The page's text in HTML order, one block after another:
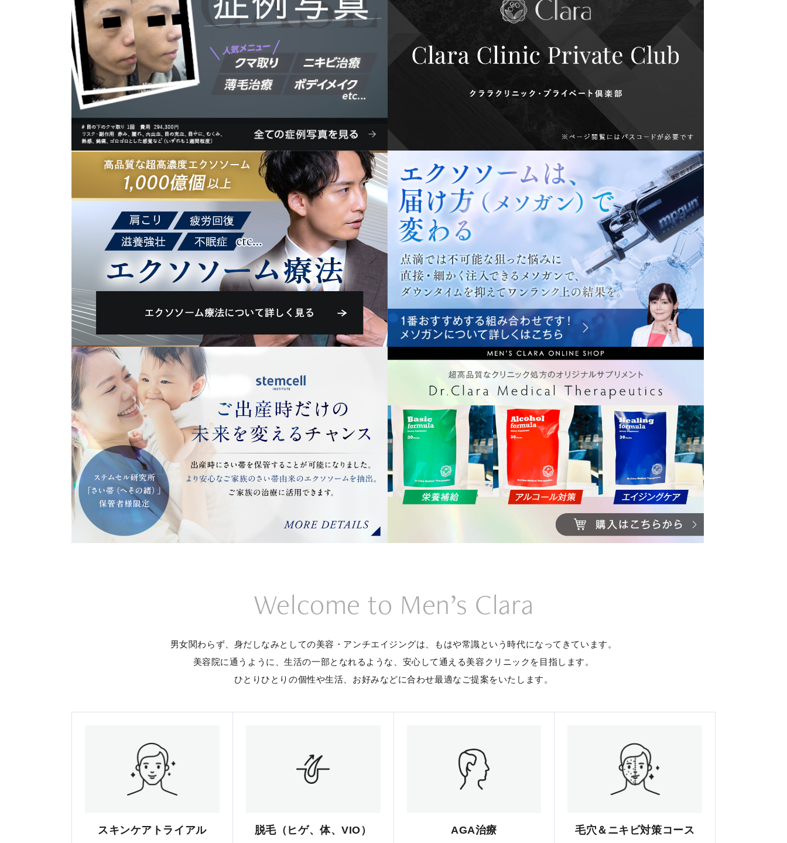
Welcome to Men’s Clara
男女関わらず、身だしなみとしての美容・アンチエイジングは、
もはや常識という時代になってきています。
美容院に通うように、生活の一部となれるような、 安心して通える美容クリニックを目指します。
ひとりひとりの個性や生活、お好みなどに合わせ最適なご提案をいたします。
スキンケアトライアル 脱毛（ヒゲ、体、VIO） AGA治療 毛穴＆ニキビ対策コース